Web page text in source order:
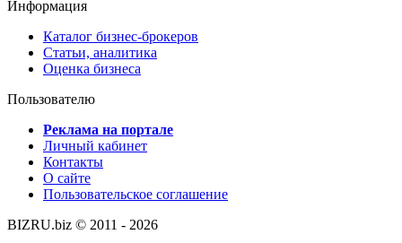
Информация
Каталог бизнес-брокеров
Статьи, аналитика
Оценка бизнеса
Пользователю
Реклама на портале
Личный кабинет
Контакты
О сайте
Пользовательское соглашение
BIZRU.biz © 2011 - 2026